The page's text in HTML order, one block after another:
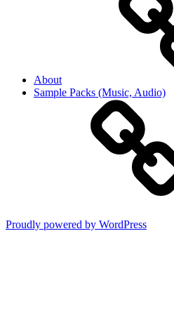
About
Sample Packs (Music, Audio)
Proudly powered by WordPress